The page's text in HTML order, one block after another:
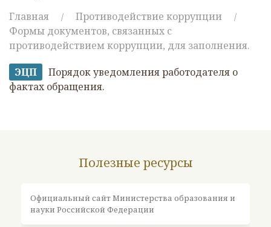
Главная
Противодействие коррупции
Формы документов, связанных с
противодействием коррупции, для заполнения.
ЭЦП
Порядок уведомления работодателя о
фактах обращения.
Полезные ресурсы
Официальный сайт Министерства образования и
науки Российской Федерации